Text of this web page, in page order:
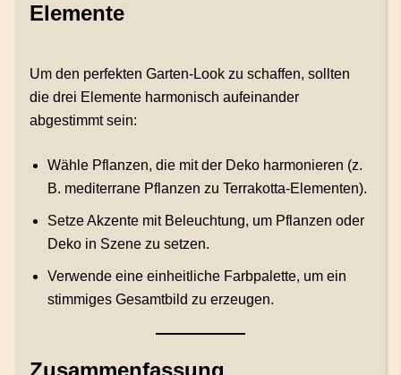
Elemente
Um den perfekten Garten-Look zu schaffen, sollten
die drei Elemente harmonisch aufeinander
abgestimmt sein:
Wähle Pflanzen, die mit der Deko harmonieren (z.
B. mediterrane Pflanzen zu Terrakotta-Elementen).
Setze Akzente mit Beleuchtung, um Pflanzen oder
Deko in Szene zu setzen.
Verwende eine einheitliche Farbpalette, um ein
stimmiges Gesamtbild zu erzeugen.